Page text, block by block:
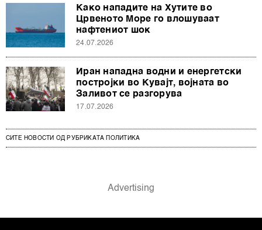
Како нападите на Хутите во
Црвеното Море го влошуваат
нафтениот шок
24.07.2026
Иран нападна водни и енергетски
постројки во Кувајт, војната во
Заливот се разгорува
17.07.2026
СИТЕ НОВОСТИ ОД РУБРИКАТА ПОЛИТИКА